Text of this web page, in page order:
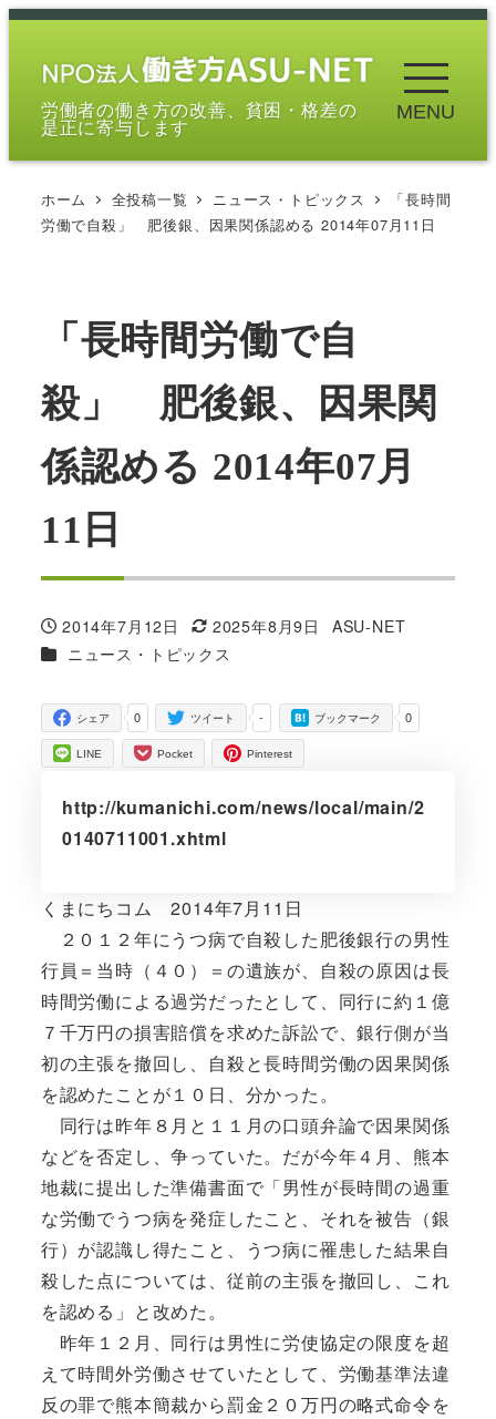
メ
労働者の働き方の改善、貧困・格差の
是正に寄与します
MENU
ホーム 全投稿一覧 ニュース・トピックス
「長時間
労働で自殺」 肥後銀、因果関係認める 2014年07月11日
「長時間労働で自
殺」 肥後銀、因果関
係認める 2014年07月
11日
投稿日
2014年7月12日
更新日
2025年8月9日
著
ASU-NET
カテゴリー
ニュース・トピックス
0
シェア -
ツイート 0
ブックマーク
LINE Pocket Pinterest
http://kumanichi.com/news/local/main/2
0140711001.xhtml
くまにちコム 2014年7月11日
２０１２年にうつ病で自殺した肥後銀行の男性
行員＝当時（４０）＝の遺族が、自殺の原因は長
時間労働による過労だったとして、同行に約１億
７千万円の損害賠償を求めた訴訟で、銀行側が当
初の主張を撤回し、自殺と長時間労働の因果関係
を認めたことが１０日、分かった。
同行は昨年８月と１１月の口頭弁論で因果関係
などを否定し、争っていた。だが今年４月、熊本
地裁に提出した準備書面で「男性が長時間の過重
な労働でうつ病を発症したこと、それを被告（銀
行）が認識し得たこと、うつ病に罹患した結果自
殺した点については、従前の主張を撤回し、これ
を認める」と改めた。
昨年１２月、同行は男性に労使協定の限度を超
えて時間外労働させていたとして、労働基準法違
反の罪で熊本簡裁から罰金２０万円の略式命令を